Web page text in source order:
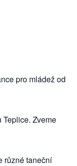
pro mládež od
Teplice. Zveme
různé taneční